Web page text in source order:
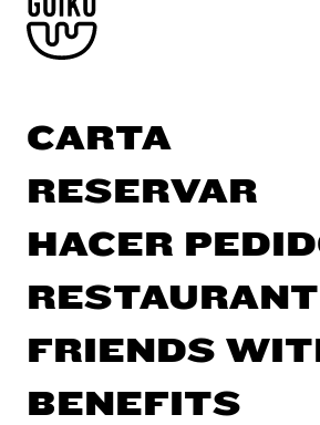
CARTA
RESERVAR
HACER
FRIENDS
BENEFITS